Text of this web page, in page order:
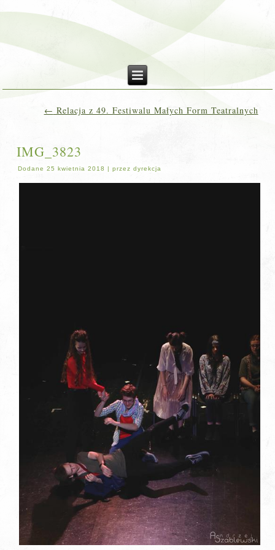
← Relacja z 49. Festiwalu Małych Form Teatralnych
IMG_3823
Dodane 25 kwietnia 2018 |przez dyrekcja